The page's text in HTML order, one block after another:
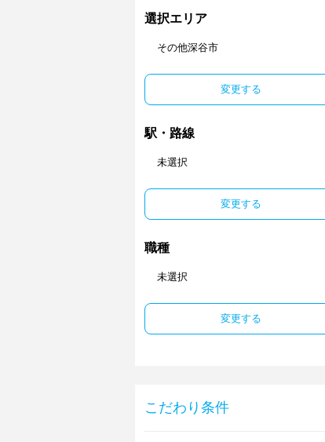
選択エリア
その他深谷市
変更する
駅・路線
未選択
変更する
職種
未選択
変更する
こだわり条件